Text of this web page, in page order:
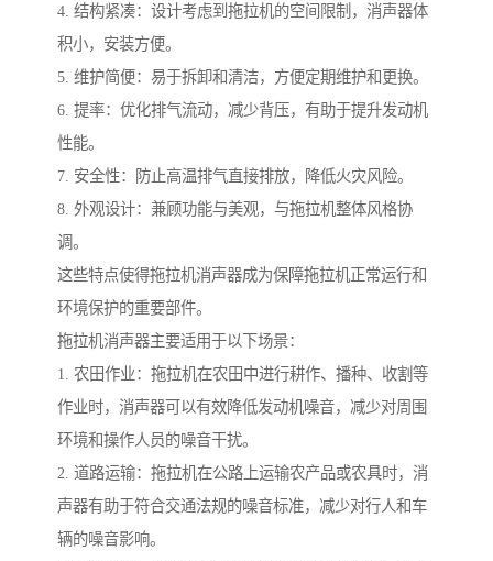
4. 结构紧凑：设计考虑到拖拉机的空间限制，消声器体
积小，安装方便。
5. 维护简便：易于拆卸和清洁，方便定期维护和更换。
6. 提率：优化排气流动，减少背压，有助于提升发动机
性能。
7. 安全性：防止高温排气直接排放，降低火灾风险。
8. 外观设计：兼顾功能与美观，与拖拉机整体风格协
调。
这些特点使得拖拉机消声器成为保障拖拉机正常运行和
环境保护的重要部件。
拖拉机消声器主要适用于以下场景：
1. 农田作业：拖拉机在农田中进行耕作、播种、收割等
作业时，消声器可以有效降低发动机噪音，减少对周围
环境和操作人员的噪音干扰。
2. 道路运输：拖拉机在公路上运输农产品或农具时，消
声器有助于符合交通法规的噪音标准，减少对行人和车
辆的噪音影响。